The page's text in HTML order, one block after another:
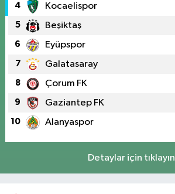
4 Kocaelispor
5 Beşiktaş
6 Eyüpspor
7 Galatasaray
8 Çorum FK
9 Gaziantep FK
10 Alanyaspor
Detaylar için tıklayın